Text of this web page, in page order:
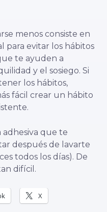
menos consiste en
para evitar los hábitos
te ayuden a
y el sosiego. Si
los hábitos,
fácil crear un hábito
que te
después de lavarte
todos los días). De
difícil.
X